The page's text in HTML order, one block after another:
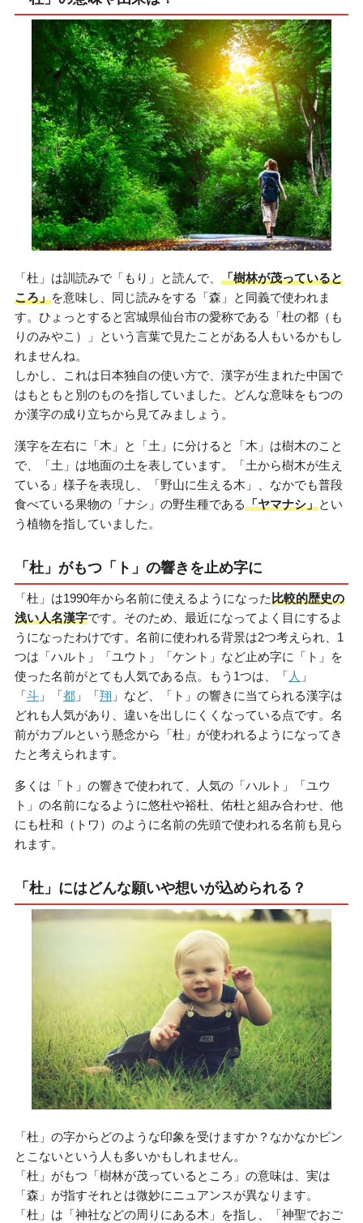
「杜」は訓読みで「もり」と読んで、 「樹林が茂っていると
ころ」を意味し、同じ読みをする「森」と同義で使われま
す。ひょっとすると宮城県仙台市の愛称である「杜の都（も
りのみやこ）」という言葉で見たことがある人もいるかもし
れませんね。
しかし、これは日本独自の使い方で、漢字が生まれた中国で
はもともと別のものを指していました。どんな意味をもつの
か漢字の成り立ちから見てみましょう。
漢字を左右に「木」と「土」に分けると「木」は樹木のこと
で、「土」は地面の土を表しています。「土から樹木が生え
ている」様子を表現し、「野山に生える木」、なかでも普段
食べている果物の「ナシ」の野生種である「ヤマナシ」とい
う植物を指していました。
「杜」がもつ「ト」の響きを止め字に
「杜」は1990年から名前に使えるようになった比較的歴史の
浅い人名漢字です。そのため、最近になってよく目にするよ
うになったわけです。名前に使われる背景は2つ考えられ、1
つは「ハルト」「ユウト」「ケント」など止め字に「ト」を
使った名前がとても人気である点。もう1つは、「 人 」
「斗」「都」「翔 」など、「ト」の響きに当てられる漢字は
どれも人気があり、違いを出しにくくなっている点です。名
前がカブルという懸念から「杜」が使われるようになってき
たと考えられます。
多くは「ト」の響きで使われて、人気の「ハルト」「ユウ
ト」の名前になるように悠杜や裕杜、佑杜と組み合わせ、他
にも杜和（トワ）のように名前の先頭で使われる名前も見ら
れます。
「杜」にはどんな願いや想いが込められる？
「杜」の字からどのような印象を受けますか？なかなかピン
とこないという人も多いかもしれません。
「杜」がもつ「樹林が茂っているところ」の意味は、実は
「森」が指すそれとは微妙にニュアンスが異なります。
「杜」は「神社などの周りにある木」を指し、「神聖でおご